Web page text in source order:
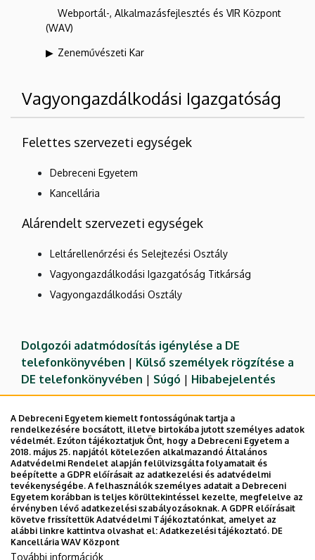
Webportál-, Alkalmazásfejlesztés és VIR Központ
(WAV)
Zeneművészeti Kar
Vagyongazdálkodási Igazgatóság
Felettes szervezeti egységek
Debreceni Egyetem
Kancellária
Alárendelt szervezeti egységek
Leltárellenőrzési és Selejtezési Osztály
Vagyongazdálkodási Igazgatóság Titkárság
Vagyongazdálkodási Osztály
Dolgozói adatmódosítás igénylése a DE
telefonkönyvében | Külső személyek rögzítése a
DE telefonkönyvében | Súgó | Hibabejelentés
Adatvédelem
Adatvédelem
A Debreceni Egyetem kiemelt fontosságúnak tartja a
rendelkezésére bocsátott, illetve birtokába jutott személyes adatok
védelmét. Ezúton tájékoztatjuk Önt, hogy a Debreceni Egyetem a
2018. május 25. napjától kötelezően alkalmazandó Általános
Adatvédelmi Rendelet alapján felülvizsgálta folyamatait és
beépítette a GDPR előírásait az adatkezelési és adatvédelmi
tevékenységébe. A felhasználók személyes adatait a Debreceni
Egyetem korábban is teljes körültekintéssel kezelte, megfelelve az
érvényben lévő adatkezelési szabályozásoknak. A GDPR előírásait
követve frissítettük Adatvédelmi Tájékoztatónkat, amelyet az
alábbi linkre kattintva olvashat el: Adatkezelési tájékoztató. DE
Kancellária WAV Központ
További információk